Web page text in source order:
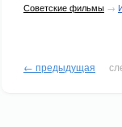
Советские фильмы →
← предыдущая